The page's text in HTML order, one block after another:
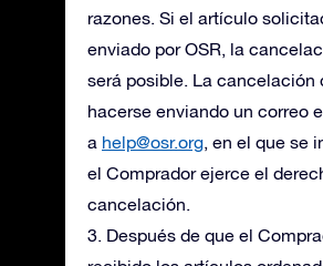
razones. Si el artículo
enviado por OSR, la
será posible. La cancelación
hacerse enviando un correo
a help@osr.org, en el que se
el Comprador ejerce el
cancelación.
3. Después de que el